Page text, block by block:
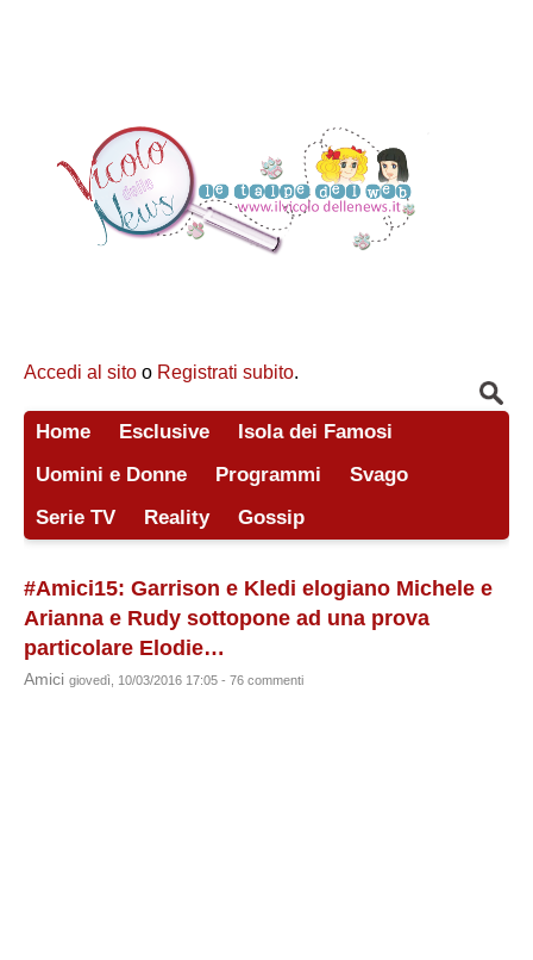
Accedi al sito o Registrati subito.
Home Esclusive
Isola dei Famosi
Uomini e Donne
Programmi
Svago
Serie TV
Reality Gossip
#Amici15: Garrison e Kledi elogiano Michele e
Arianna e Rudy sottopone ad una prova
particolare Elodie…
Amici giovedì, 10/03/2016 17:05 - 76 commenti